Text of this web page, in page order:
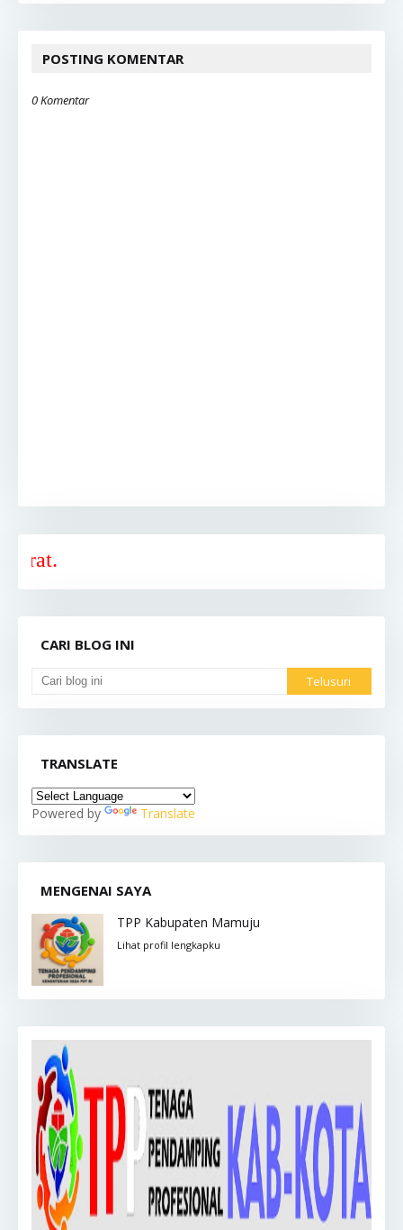
POSTING KOMENTAR
0 Komentar
CARI BLOG INI
TRANSLATE
Powered by Translate
MENGENAI SAYA
TPP Kabupaten Mamuju
Lihat profil lengkapku